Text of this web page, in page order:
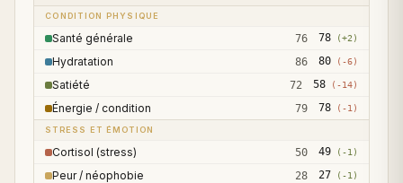
CONDITION PHYSIQUE
Santé générale 76 78 (+2 )
Hydratation 86 80 ( -6)
Satiété 72 58 ( -14)
Énergie / condition 79 78 ( -1 )
STRESS ET ÉMOTION
Cortisol (stress) 50 49 ( -1 )
Peur / néophobie 28 27 ( -1 )